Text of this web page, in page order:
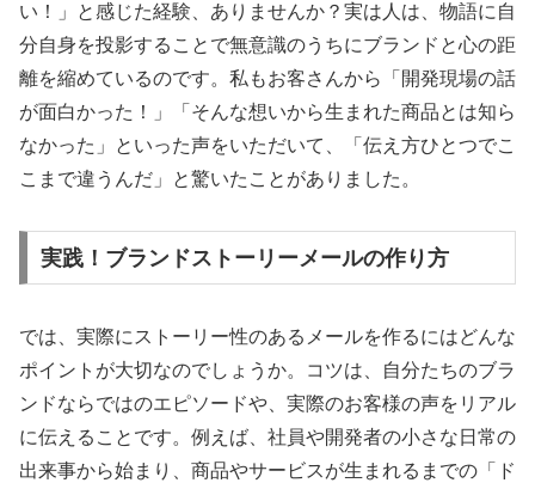
い！」と感じた経験、ありませんか？実は人は、物語に自
分自身を投影することで無意識のうちにブランドと心の距
離を縮めているのです。私もお客さんから「開発現場の話
が面白かった！」「そんな想いから生まれた商品とは知ら
なかった」といった声をいただいて、「伝え方ひとつでこ
こまで違うんだ」と驚いたことがありました。
実践！ブランドストーリーメールの作り方
では、実際にストーリー性のあるメールを作るにはどんな
ポイントが大切なのでしょうか。コツは、自分たちのブラ
ンドならではのエピソードや、実際のお客様の声をリアル
に伝えることです。例えば、社員や開発者の小さな日常の
出来事から始まり、商品やサービスが生まれるまでの「ド